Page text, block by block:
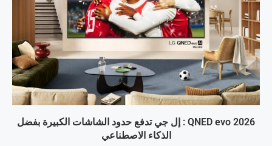
QNED evo 2026 : إل جي تدفع حدود الشاشات الكبيرة بفضل
الذكاء الاصطناعي